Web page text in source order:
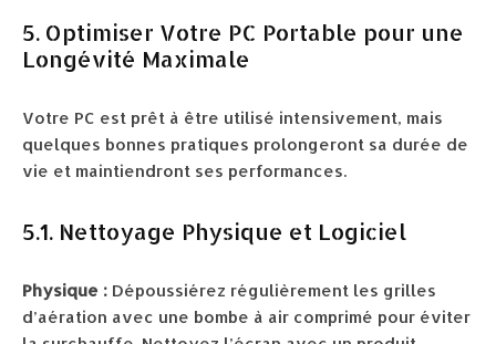
5. Optimiser Votre PC Portable pour une
Longévité Maximale
Votre PC est prêt à être utilisé intensivement, mais
quelques bonnes pratiques prolongeront sa durée de
vie et maintiendront ses performances.
5.1. Nettoyage Physique et Logiciel
Physique : Dépoussiérez régulièrement les grilles
d’aération avec une bombe à air comprimé pour éviter